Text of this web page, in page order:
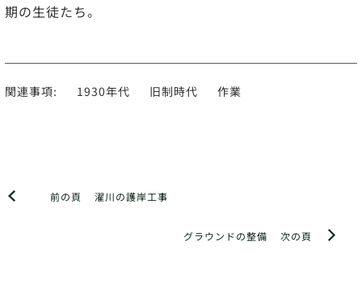
期の生徒たち。
関連事項: 1930年代 旧制時代 作業
前の頁 濯川の護岸工事
次の頁
グラウンドの整備